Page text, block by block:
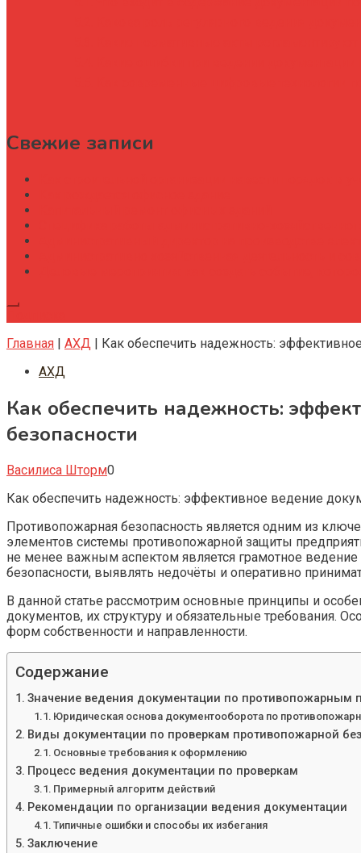
Свежие записи
Главная | АХД | Как обеспечить надежность:
АХД
Как обеспечить надежность:
безопасности
Василиса Шторм0
Как обеспечить надежность: эффективное ведение
Противопожарная безопасность является одним из
элементов системы противопожарной защиты
не менее важным аспектом является грамотное
безопасности, выявлять недочёты и оперативно
В данной статье рассмотрим основные принципы и
документов, их структуру и обязательные требования.
форм собственности и направленности.
Содержание
Значение ведения документации по противопожарным
Юридическая основа документооборота по
Виды документации по проверкам противопожарной
Основные требования к оформлению
Процесс ведения документации по проверкам
Примерный алгоритм действий
Рекомендации по организации ведения документации
Типичные ошибки и способы их избегания
Заключение